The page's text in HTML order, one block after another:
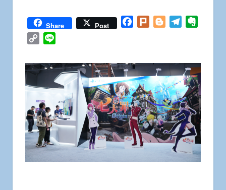
Share Post Facebook
Plurk BloggerTelegram
Copy